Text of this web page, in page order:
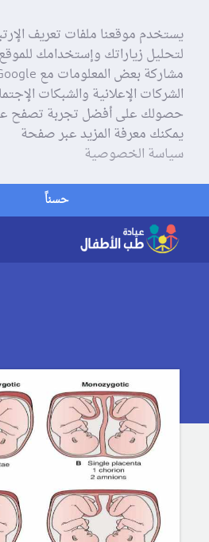
يستخدم موقعنا ملفات تعريف
لتحليل زياراتك وإستخدامك
الشركات الإعلانية والشبكات
حصولك على أفضل تجربة تصفح
يمكنك معرفة المزيد عبر صفحة
سياسة الخصوصية
حسناً